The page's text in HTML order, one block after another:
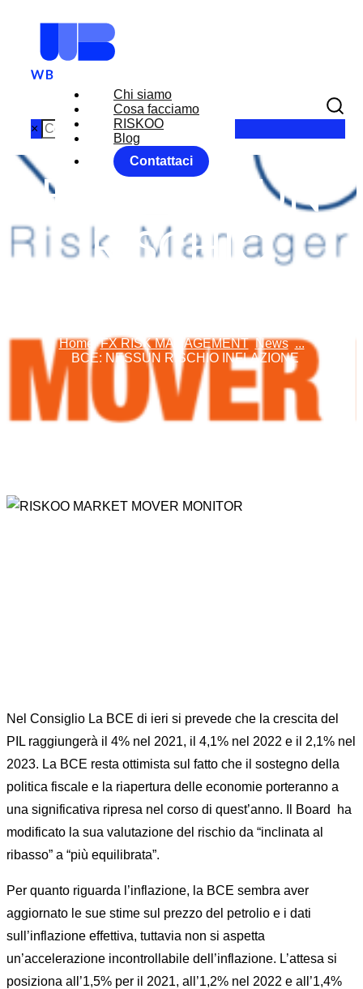
Chi siamo
Cosa facciamo
RISKOO
Blog
Contattaci
×
BCE: NESSUN
RISCHIO
Home FX RISK MANAGEMENT News ...
BCE: NESSUN RISCHIO INFLAZIONE
Nel Consiglio La BCE di ieri si prevede che la crescita del
PIL raggiungerà il 4% nel 2021, il 4,1% nel 2022 e il 2,1% nel
2023. La BCE resta ottimista sul fatto che il sostegno della
politica fiscale e la riapertura delle economie porteranno a
una significativa ripresa nel corso di quest’anno. Il Board ha
modificato la sua valutazione del rischio da “inclinata al
ribasso” a “più equilibrata”.
Per quanto riguarda l’inflazione, la BCE sembra aver
aggiornato le sue stime sul prezzo del petrolio e i dati
sull’inflazione effettiva, tuttavia non si aspetta
un’accelerazione incontrollabile dell’inflazione. L’attesa si
posiziona all’1,5% per il 2021, all’1,2% nel 2022 e all’1,4%